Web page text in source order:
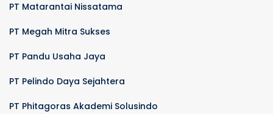
PT Matarantai Nissatama
PT Megah Mitra Sukses
PT Pandu Usaha Jaya
PT Pelindo Daya Sejahtera
PT Phitagoras Akademi Solusindo